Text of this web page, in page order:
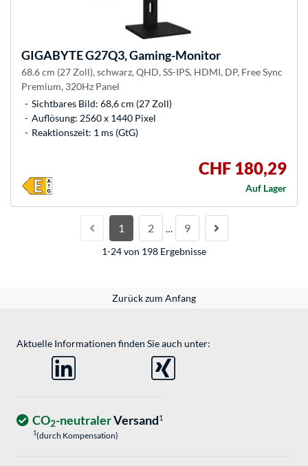
GIGABYTEG27Q3, Gaming-Monitor
68.6 cm (27 Zoll), schwarz, QHD, SS-IPS, HDMI, DP, Free Sync
Premium, 320Hz Panel
Sichtbares Bild: 68,6 cm (27 Zoll)
Auflösung: 2560 x 1440 Pixel
Reaktionszeit: 1 ms (GtG)
CHF 180,29
Auf Lager
1 2 … 9
1-24 von 198 Ergebnisse
Zurück zum Anfang
Aktuelle Informationen finden Sie auch unter:
CO2-neutralerVersand1
1(durch Kompensation)